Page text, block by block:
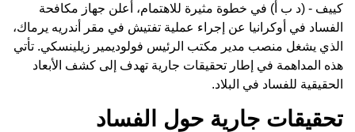
كييف - (د ب أ) في خطوة مثيرة للاهتمام، أعلن جهاز مكافحة
الفساد في أوكرانيا عن إجراء عملية تفتيش في مقر أندريه يرماك،
الذي يشغل منصب مدير مكتب الرئيس فولوديمير زيلينسكي. تأتي
هذه المداهمة في إطار تحقيقات جارية تهدف إلى كشف الأبعاد
الحقيقية للفساد في البلاد.
تحقيقات جارية حول الفساد